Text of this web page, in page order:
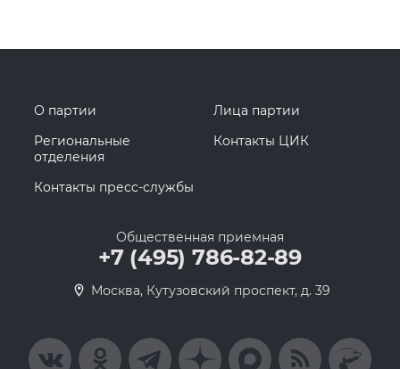
О партии
Лица партии
Региональные
отделения
Контакты ЦИК
Контакты пресс-службы
Общественная приемная
+7 (495) 786-82-89
Москва, Кутузовский проспект, д. 39